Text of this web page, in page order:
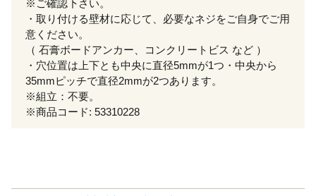
※ご確認下さい。
・取り付ける壁材に応じて、必要なネジをご自身でご用
意ください。
（ 石膏ボードアンカー、コンクリートビス など ）
・穴位置は上下とも中央に直径5mmが1つ・中央から
35mmピッチで直径2mmが2つあります。
※組立：不要。
※商品コード: 53310228